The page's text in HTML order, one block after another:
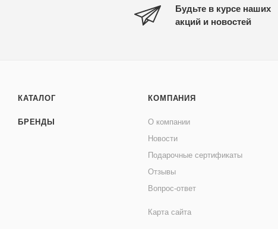
Будьте в курсе наших
акций и новостей
КАТАЛОГ
БРЕНДЫ
КОМПАНИЯ
О компании
Новости
Подарочные сертификаты
Отзывы
Вопрос-ответ
Карта сайта